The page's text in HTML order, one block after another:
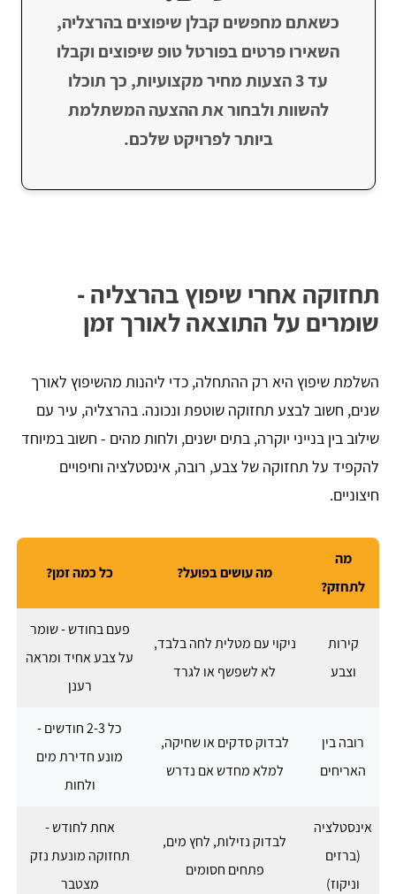
כשאתם מחפשים קבלן שיפוצים בהרצליה,
השאירו פרטים בפורטל טופ שיפוצים וקבלו
עד 3 הצעות מחיר מקצועיות, כך תוכלו
להשוות ולבחור את ההצעה המשתלמת
ביותר לפרויקט שלכם.
תחזוקה אחרי שיפוץ בהרצליה -
שומרים על התוצאה לאורך זמן
השלמת שיפוץ היא רק ההתחלה, כדי ליהנות מהשיפוץ לאורך
שנים, חשוב לבצע תחזוקה שוטפת ונכונה. בהרצליה, עיר עם
שילוב בין בנייני יוקרה, בתים ישנים, ולחות מהים - חשוב במיוחד
להקפיד על תחזוקה של צבע, רובה, אינסטלציה וחיפויים
חיצוניים.
מה
לתחזק?
מה עושים בפועל? כל כמה זמן?
קירות
וצבע
ניקוי עם מטלית לחה בלבד,
לא לשפשף או לגרד
פעם בחודש - שומר
על צבע אחיד ומראה
רענן
רובה בין
האריחים
לבדוק סדקים או שחיקה,
למלא מחדש אם נדרש
כל 2-3 חודשים -
מונע חדירת מים
ולחות
אינסטלציה
(ברזים
וניקוז)
לבדוק נזילות, לחץ מים,
פתחים חסומים
אחת לחודש -
תחזוקה מונעת נזק
מצטבר